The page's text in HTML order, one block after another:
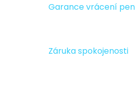
Garance vrácení
Záruka spokojenosti